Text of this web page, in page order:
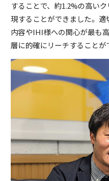
することで、約1.2%の高い
現することができました。
内容やIHI様への関心が最も
層に的確にリーチすることが